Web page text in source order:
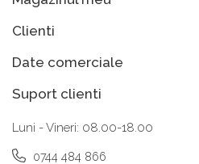
Clienti
Date comerciale
Suport clienti
Luni - Vineri: 08.00-18.00
0744 484 866